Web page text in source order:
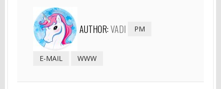
AUTHOR:VADI PM
E-MAIL WWW